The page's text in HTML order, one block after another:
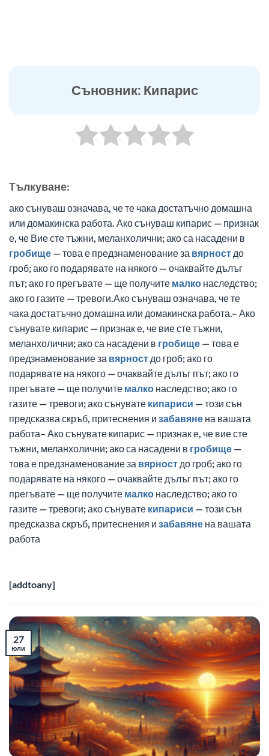
Съновник: Кипарис
Tълкуване:
ако сънуваш означава, че те чака достатъчно домашна
или домакинска работа. Ако сънуваш кипарис — признак
е, че Вие сте тъжни, меланхолични; ако са насадени в
гробище — това е предзнаменование за вярност до
гроб; ако го подарявате на някого — очаквайте дълъг
път; ако го прегъвате — ще получите малко наследство;
ако го газите — тревоги.Ако сънуваш означава, че те
чака достатъчно домашна или домакинска работа.– Ако
сънувате кипарис — признак е, че вие сте тъжни,
меланхолични; ако са насадени в гробище — това е
предзнаменование за вярност до гроб; ако го
подарявате на някого — очаквайте дълъг път; ако го
прегъвате — ще получите малко наследство; ако го
газите — тревоги; ако сънувате кипариси — този сън
предсказва скръб, притеснения и забавяне на вашата
работа– Ако сънувате кипарис — признак е, че вие сте
тъжни, меланхолични; ако са насадени в гробище —
това е предзнаменование за вярност до гроб; ако го
подарявате на някого — очаквайте дълъг път; ако го
прегъвате — ще получите малко наследство; ако го
газите — тревоги; ако сънувате кипариси — този сън
предсказва скръб, притеснения и забавяне на вашата
работа
[addtoany]
27
юли